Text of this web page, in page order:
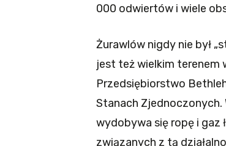
000 odwiertów i wiele
Żurawlów nigdy nie był
jest też wielkim terenem
Przedsiębiorstwo
Stanach Zjednoczonych.
wydobywa się ropę i gaz
związanych z tą